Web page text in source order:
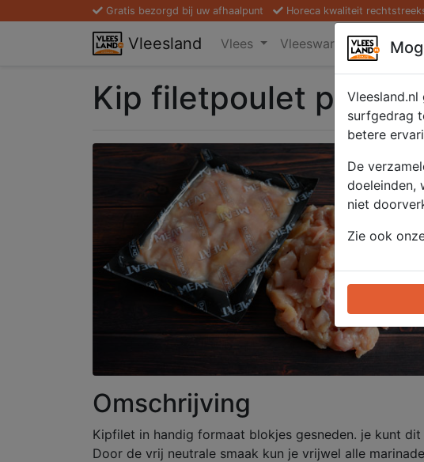
Gratis bezorgd bij uw afhaalpunt Horeca kwaliteit
Vleesland Vlees Vleeswaren Kaas/
Kip filetpoulet per
Omschrijving
Kipfilet in handig formaat blokjes gesneden. je kunt
Door de vrij neutrale smaak kun je vrijwel alle
surfgedrag
betere
De
doeleinden,
niet
Zie ook